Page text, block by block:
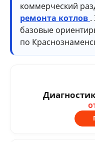
коммерческий
ремонта котлов .
базовые
по